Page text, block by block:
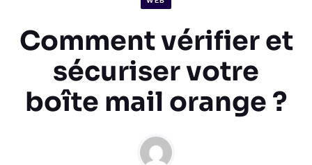
Comment vérifier et
sécuriser votre
boîte mail orange ?